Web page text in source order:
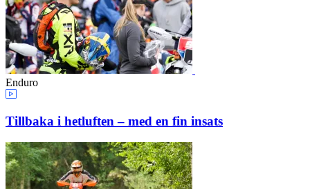
Enduro
Tillbaka i hetluften – med en fin insats